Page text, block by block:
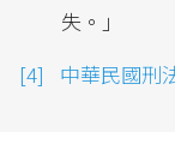
失。｣
中華民國刑